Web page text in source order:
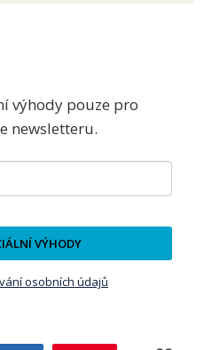
výhody pouze pro
newsletteru.
VÝHODY
osobních údajů